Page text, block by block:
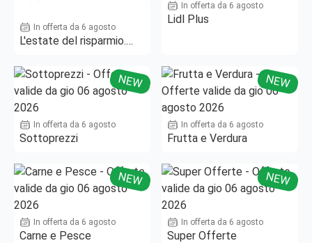
In offerta da 6 agosto
L'estate del risparmio.
In offerta da 6 agosto
Lidl Plus
NEW
In offerta da 6 agosto
Sottoprezzi
NEW
In offerta da 6 agosto
Frutta e Verdura
NEW
In offerta da 6 agosto
Carne e Pesce
NEW
In offerta da 6 agosto
Super Offerte